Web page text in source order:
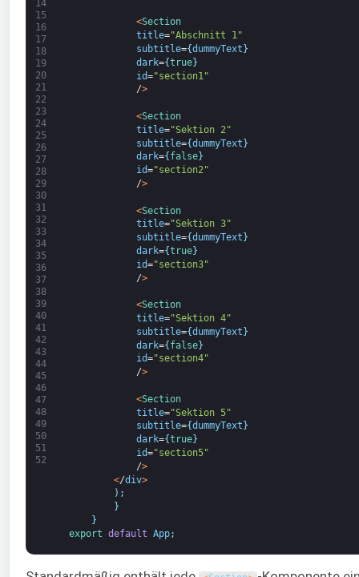
14
15
16
17
18
19
20
21
22
23
24
25
26
27
28
29
30
31
32
33
34
35
36
37
38
39
40
41
42
43
44
45
46
47
48
49
50
51
52
<Section
title="Abschnitt 1"
subtitle={dummyText }
dark={true}
id="section1"
/>
<Section
title="Sektion 2"
subtitle={dummyText}
dark={ false}
id="section2"
/>
<Section
title="Sektion 3"
subtitle={dummyText }
dark={true}
id="section3"
/>
<Section
title="Sektion 4"
subtitle={dummyText}
dark={false}
id="section4"
/>
<Section
title="Sektion 5"
subtitle={dummyText }
dark={true}
id="section5"
/>
</div>
) ;
}
}
export default App;